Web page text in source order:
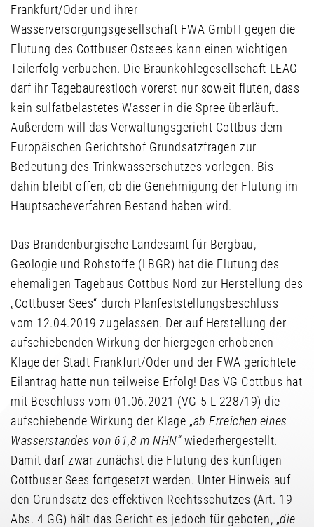
Frankfurt/Oder und ihrer
Wasserversorgungsgesellschaft FWA GmbH gegen die
Flutung des Cottbuser Ostsees kann einen wichtigen
Teilerfolg verbuchen. Die Braunkohlegesellschaft LEAG
darf ihr Tagebaurestloch vorerst nur soweit fluten, dass
kein sulfatbelastetes Wasser in die Spree überläuft.
Außerdem will das Verwaltungsgericht Cottbus dem
Europäischen Gerichtshof Grundsatzfragen zur
Bedeutung des Trinkwasserschutzes vorlegen. Bis
dahin bleibt offen, ob die Genehmigung der Flutung im
Hauptsacheverfahren Bestand haben wird.
Das Brandenburgische Landesamt für Bergbau,
Geologie und Rohstoffe (LBGR) hat die Flutung des
ehemaligen Tagebaus Cottbus Nord zur Herstellung des
„Cottbuser Sees“ durch Planfeststellungsbeschluss
vom 12.04.2019 zugelassen. Der auf Herstellung der
aufschiebenden Wirkung der hiergegen erhobenen
Klage der Stadt Frankfurt/Oder und der FWA gerichtete
Eilantrag hatte nun teilweise Erfolg! Das VG Cottbus hat
mit Beschluss vom 01.06.2021 (VG 5 L 228/19) die
aufschiebende Wirkung der Klage „ab Erreichen eines
Wasserstandes von 61,8 m NHN“wiederhergestellt.
Damit darf zwar zunächst die Flutung des künftigen
Cottbuser Sees fortgesetzt werden. Unter Hinweis auf
den Grundsatz des effektiven Rechtsschutzes (Art. 19
Abs. 4 GG) hält das Gericht es jedoch für geboten, „die